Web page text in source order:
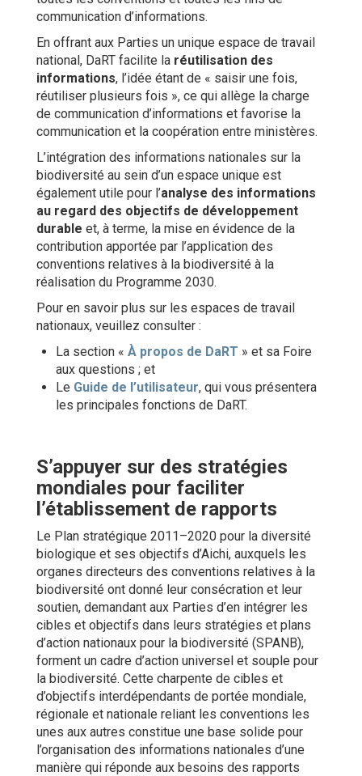
communication d’informations.
En offrant aux Parties un unique espace de travail
national, DaRT facilite la réutilisation des
informations, l’idée étant de « saisir une fois,
réutiliser plusieurs fois », ce qui allège la charge
de communication d’informations et favorise la
communication et la coopération entre ministères.
L’intégration des informations nationales sur la
biodiversité au sein d’un espace unique est
également utile pour l’analyse des informations
au regard des objectifs de développement
durable et, à terme, la mise en évidence de la
contribution apportée par l’application des
conventions relatives à la biodiversité à la
réalisation du Programme 2030.
Pour en savoir plus sur les espaces de travail
nationaux, veuillez consulter :
La section « À propos de DaRT » et sa Foire
aux questions ; et
Le Guide de l’utilisateur, qui vous présentera
les principales fonctions de DaRT.
S’appuyer sur des stratégies
mondiales pour faciliter
l’établissement de rapports
Le Plan stratégique 2011–2020 pour la diversité
biologique et ses objectifs d’Aichi, auxquels les
organes directeurs des conventions relatives à la
biodiversité ont donné leur consécration et leur
soutien, demandant aux Parties d’en intégrer les
cibles et objectifs dans leurs stratégies et plans
d’action nationaux pour la biodiversité (SPANB),
forment un cadre d’action universel et souple pour
la biodiversité. Cette charpente de cibles et
d’objectifs interdépendants de portée mondiale,
régionale et nationale reliant les conventions les
unes aux autres constitue une base solide pour
l’organisation des informations nationales d’une
manière qui réponde aux besoins des rapports